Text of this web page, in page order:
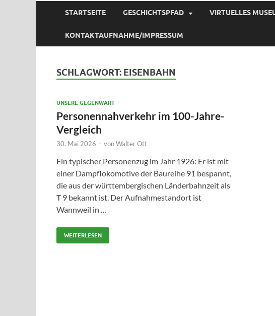
STARTSEITE GESCHICHTSPFAD VIRTUELLES
KONTAKTAUFNAHME/IMPRESSUM
SCHLAGWORT: EISENBAHN
UNSERE GEGENWART
Personennahverkehr im 100-Jahre-
Vergleich
30. Mai 2026 - vonWalter Ott
Ein typischer Personenzug im Jahr 1926: Er ist mit
einer Dampflokomotive der Baureihe 91 bespannt,
die aus der württembergischen Länderbahnzeit als
T 9 bekannt ist. Der Aufnahmestandort ist
Wannweil in …
WEITERLESEN